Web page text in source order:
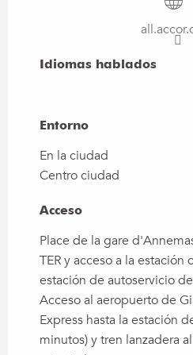
Idiomas hablados
Idiomas hablados
Entorno
Entorno
En la ciudad
Centro ciudad
Acceso
Acceso
Place de la gare
TER y acceso a la estación
estación de autoservicio
Acceso al aeropuerto de
Express hasta la estación
minutos) y tren lanzadera